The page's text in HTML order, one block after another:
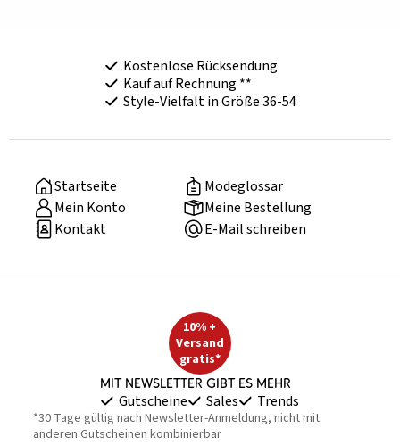
Kostenlose Rücksendung
Kauf auf Rechnung **
Style-Vielfalt in Größe 36-54
Startseite
Modeglossar
Mein Konto
Meine Bestellung
Kontakt
E-Mail schreiben
10% +
Versand
gratis*
Mit Newsletter gibt es mehr
Gutscheine Sales Trends
*30 Tage gültig nach Newsletter-Anmeldung, nicht mit
anderen Gutscheinen kombinierbar